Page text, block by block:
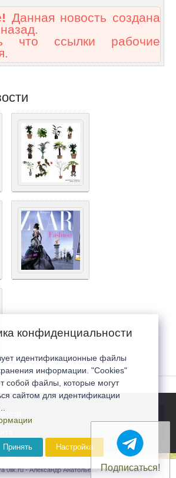
Данная новость создана
что ссылки рабочие
0lik.ru - Александр Анатольевич © 2007-2026
Подписаться!
конфиденциальности
идентификационные файлы
информации. "Cookies"
собой файлы, которые могут
сайтом для идентификации
Принять Настройка